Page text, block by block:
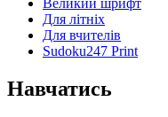
Великий шрифт
Для літніх
Для вчителів
Sudoku247 Print
Навчатись